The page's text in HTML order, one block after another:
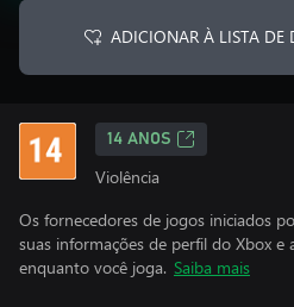
ADICIONAR À LISTA DE
14 ANOS
Violência
Os fornecedores de jogos iniciados
suas informações de perfil do Xbox e
enquanto você joga. Saiba mais